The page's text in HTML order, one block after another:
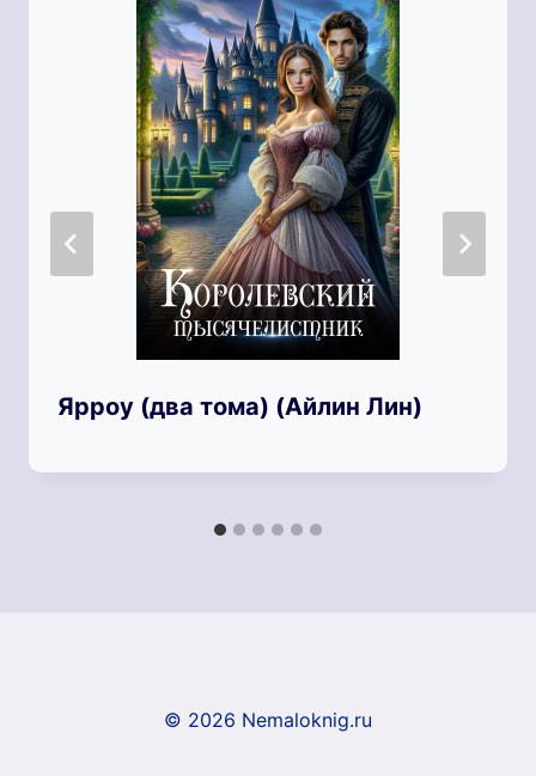
Ярроу (два тома) (Айлин Лин)
© 2026 Nemaloknig.ru